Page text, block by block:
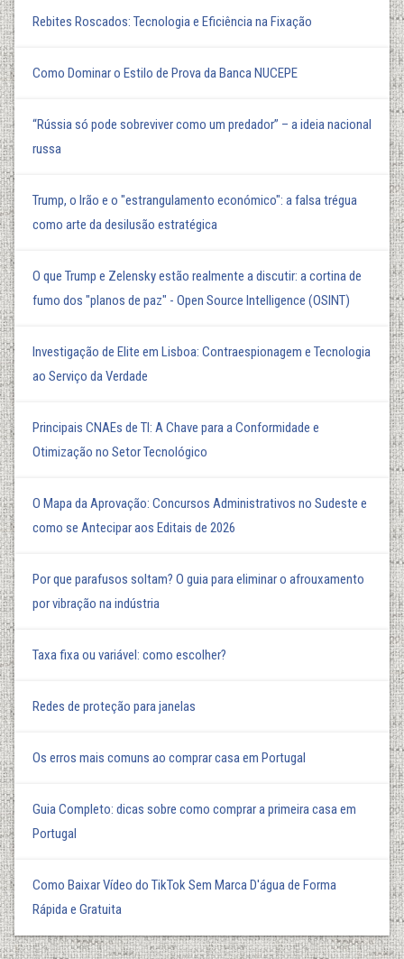
Rebites Roscados: Tecnologia e Eficiência na Fixação
Como Dominar o Estilo de Prova da Banca NUCEPE
“Rússia só pode sobreviver como um predador” – a ideia nacional
russa
Trump, o Irão e o "estrangulamento económico": a falsa trégua
como arte da desilusão estratégica
O que Trump e Zelensky estão realmente a discutir: a cortina de
fumo dos "planos de paz" - Open Source Intelligence (OSINT)
Investigação de Elite em Lisboa: Contraespionagem e Tecnologia
ao Serviço da Verdade
Principais CNAEs de TI: A Chave para a Conformidade e
Otimização no Setor Tecnológico
O Mapa da Aprovação: Concursos Administrativos no Sudeste e
como se Antecipar aos Editais de 2026
Por que parafusos soltam? O guia para eliminar o afrouxamento
por vibração na indústria
Taxa fixa ou variável: como escolher?
Redes de proteção para janelas
Os erros mais comuns ao comprar casa em Portugal
Guia Completo: dicas sobre como comprar a primeira casa em
Portugal
Como Baixar Vídeo do TikTok Sem Marca D'água de Forma
Rápida e Gratuita